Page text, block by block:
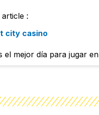
:
city casino
el mejor día para jugar